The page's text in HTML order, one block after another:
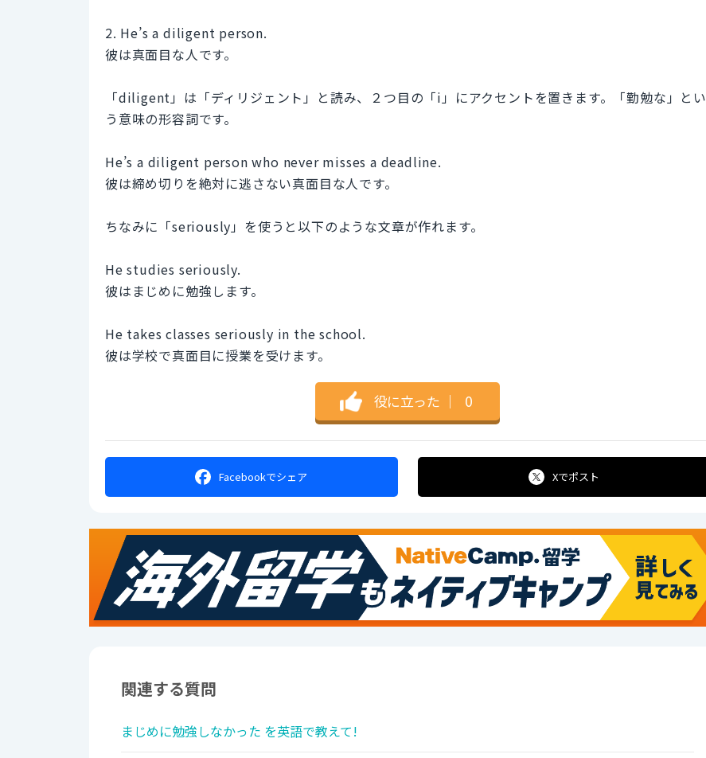
2. He’s a diligent person.
彼は真面目な人です。
「diligent」は「ディリジェント」と読み、２つ目の「i」にアクセントを置きます。「勤勉な」とい
う意味の形容詞です。
He’s a diligent person who never misses a deadline.
彼は締め切りを絶対に逃さない真面目な人です。
ちなみに「seriously」を使うと以下のような文章が作れます。
He studies seriously.
彼はまじめに勉強します。
He takes classes seriously in the school.
彼は学校で真面目に授業を受けます。
役に立った ｜ 0
Facebookでシェア Xでポスト
関連する質問
まじめに勉強しなかった を英語で教えて!